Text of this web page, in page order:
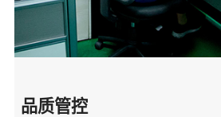
品质管控